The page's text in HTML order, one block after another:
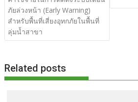
k
ภัยล่วงหน้า (Early Warning)
สำหรับพื้นที่เสี่ยงอุทกภัยในพื้นที่
ลุ่มน้ำสาขา
Related posts